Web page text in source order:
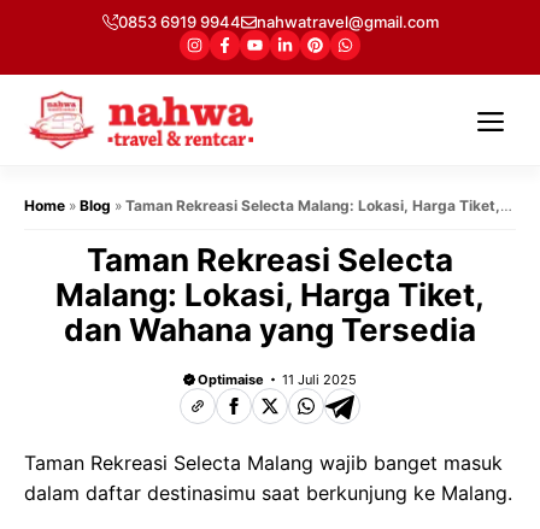
isi
0853 6919 9944 nahwatravel@gmail.com
Home » Blog » Taman Rekreasi Selecta Malang: Lokasi, Harga Tiket,
Taman Rekreasi Selecta
Malang: Lokasi, Harga Tiket,
dan Wahana yang Tersedia
Optimaise 11 Juli 2025
Taman Rekreasi Selecta Malang wajib banget masuk
dalam daftar destinasimu saat berkunjung ke Malang.